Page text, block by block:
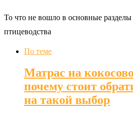
То что не вошло в основные
птицеводства
По теме
Матрас на
почему стоит
на такой выбор